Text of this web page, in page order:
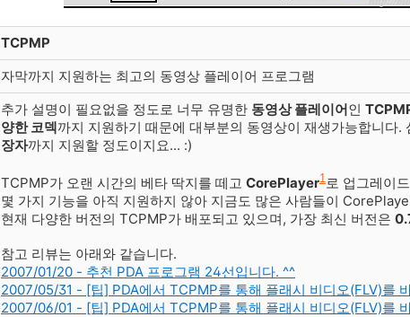
TCPMP
자막까지 지원하는 최고의 동영상 플레이어 프로그램
추가 설명이 필요없을 정도로 너무 유명한 동영상 플레이어인
양한 코덱까지 지원하기 때문에 대부분의 동영상이 재생가능합니다
장자까지 지원할 정도이지요... :)
TCPMP가 오랜 시간의 베타 딱지를 떼고 CorePlayer1로 업그레이
몇 가지 기능을 아직 지원하지 않아 지금도 많은 사람들이
현재 다양한 버전의 TCPMP가 배포되고 있으며, 가장 최신 버전은
참고 리뷰는 아래와 같습니다.
2007/01/20 - 추천 PDA 프로그램 24선입니다. ^^
2007/05/31 - [팁] PDA에서 TCPMP를 통해 플래시 비디오(FLV)를
2007/06/01 - [팁] PDA에서 TCPMP를 통해 플래시 비디오(FLV)를